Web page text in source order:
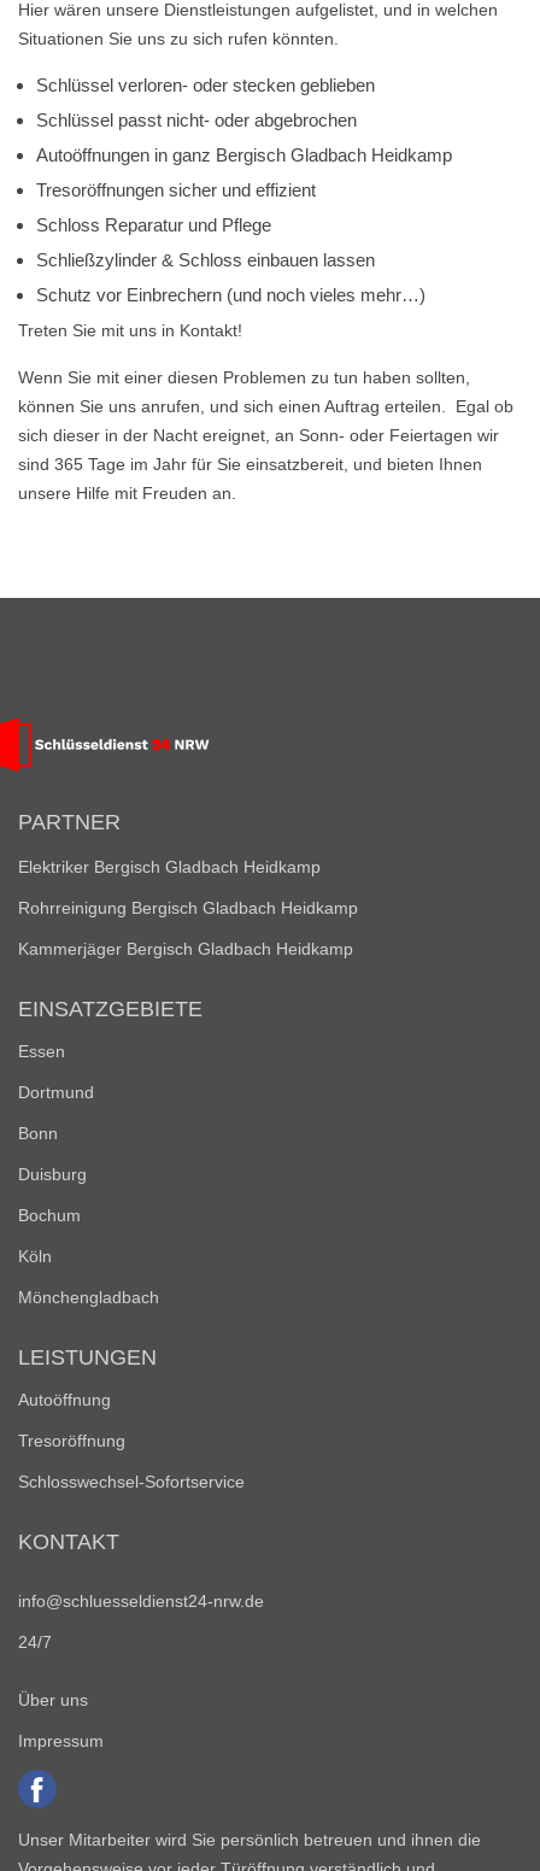
Hier wären unsere Dienstleistungen aufgelistet, und in welchen
Situationen Sie uns zu sich rufen könnten.
Schlüssel verloren- oder stecken geblieben
Schlüssel passt nicht- oder abgebrochen
Autoöffnungen in ganz Bergisch Gladbach Heidkamp
Tresoröffnungen sicher und effizient
Schloss Reparatur und Pflege
Schließzylinder & Schloss einbauen lassen
Schutz vor Einbrechern (und noch vieles mehr…)
Treten Sie mit uns in Kontakt!
Wenn Sie mit einer diesen Problemen zu tun haben sollten,
können Sie uns anrufen, und sich einen Auftrag erteilen. Egal ob
sich dieser in der Nacht ereignet, an Sonn- oder Feiertagen wir
sind 365 Tage im Jahr für Sie einsatzbereit, und bieten Ihnen
unsere Hilfe mit Freuden an.
PARTNER
Elektriker Bergisch Gladbach Heidkamp
Rohrreinigung Bergisch Gladbach Heidkamp
Kammerjäger Bergisch Gladbach Heidkamp
EINSATZGEBIETE
Essen
Dortmund
Bonn
Duisburg
Bochum
Köln
Mönchengladbach
LEISTUNGEN
Autoöffnung
Tresoröffnung
Schlosswechsel-Sofortservice
KONTAKT
info@schluesseldienst24-nrw.de
24/7
Über uns
Impressum
Unser Mitarbeiter wird Sie persönlich betreuen und ihnen die